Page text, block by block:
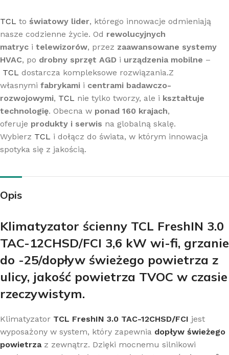
TCL to światowy lider, którego innowacje odmieniają
nasze codzienne życie. Od rewolucyjnych
matryc i telewizorów, przez zaawansowane systemy
HVAC, po drobny sprzęt AGD i urządzenia mobilne –
TCL dostarcza kompleksowe rozwiązania.Z
własnymi fabrykami i centrami badawczo-
rozwojowymi, TCL nie tylko tworzy, ale i kształtuje
technologię. Obecna w ponad 160 krajach,
oferuje produkty i serwis na globalną skalę.
Wybierz TCL i dołącz do świata, w którym innowacja
spotyka się z jakością.
Opis
Klimatyzator ścienny TCL FreshIN 3.0
TAC-12CHSD/FCI 3,6 kW wi-fi, grzanie
do -25/dopływ świeżego powietrza z
ulicy, jakość powietrza TVOC w czasie
rzeczywistym.
Klimatyzator TCL FreshIN 3.0 TAC-12CHSD/FCI jest
wyposażony w system, który zapewnia dopływ świeżego
powietrzaz zewnątrz. Dzięki mocnemu silnikowi